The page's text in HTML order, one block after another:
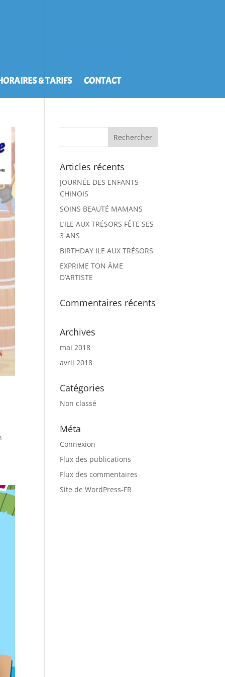
& TARIFS CONTACT
Articles récents
JOURNÉE DES ENFANTS
CHINOIS
SOINS BEAUTÉ MAMANS
L’ILE AUX TRÉSORS FÊTE SES
3 ANS
BIRTHDAY ILE AUX TRÉSORS
EXPRIME TON ÂME
D’ARTISTE
Commentaires récents
Archives
mai 2018
avril 2018
Catégories
Non classé
Méta
Connexion
Flux des publications
Flux des commentaires
Site de WordPress-FR